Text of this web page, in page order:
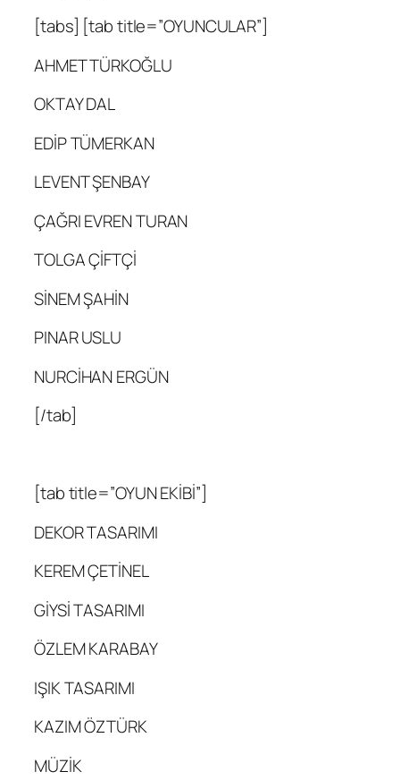
[tabs] [tab title=”OYUNCULAR”]
AHMET TÜRKOĞLU
OKTAY DAL
EDİP TÜMERKAN
LEVENT ŞENBAY
ÇAĞRI EVREN TURAN
TOLGA ÇİFTÇİ
SİNEM ŞAHİN
PINAR USLU
NURCİHAN ERGÜN
[/tab]
[tab title=”OYUN EKİBİ”]
DEKOR TASARIMI
KEREM ÇETİNEL
GİYSİ TASARIMI
ÖZLEM KARABAY
IŞIK TASARIMI
KAZIM ÖZTÜRK
MÜZİK